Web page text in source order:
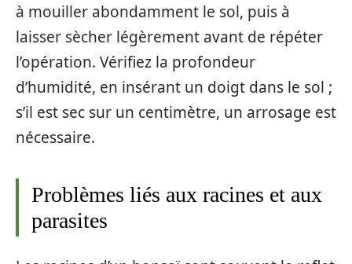
à mouiller abondamment le sol, puis à
laisser sècher légèrement avant de répéter
l’opération. Vérifiez la profondeur
d’humidité, en insérant un doigt dans le sol ;
s’il est sec sur un centimètre, un arrosage est
nécessaire.
Problèmes liés aux racines et aux
parasites